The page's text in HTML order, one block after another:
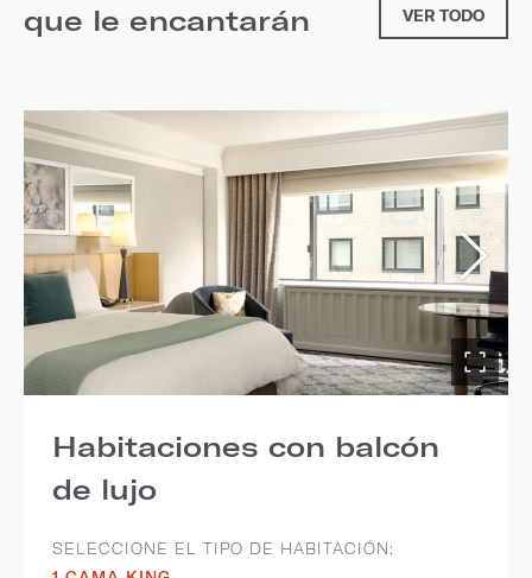
que le encantarán
VER TODO
Habitaciones con balcón
de lujo
SELECCIONE EL TIPO DE HABITACIÓN: